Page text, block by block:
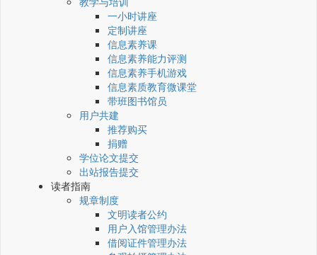
一小时讲座
定制讲座
信息素养课
信息素养能力评测
信息素养手机游戏
信息素质教育微课堂
带班图书馆员
用户共建
推荐购买
捐赠
学位论文提交
出站报告提交
读者指南
规章制度
文明读者公约
用户入馆管理办法
借阅证件管理办法